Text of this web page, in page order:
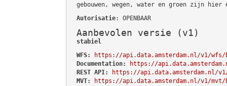
gebouwen, wegen, water en groen zijn hier
Autorisatie: OPENBAAR
Aanbevolen versie (v1)
stabiel
WFS:
https://api.data.amsterdam.nl/v1/wfs/
Documentation:
https://
REST API:
https://api.data.amsterdam.nl/
MVT:
https://api.data.amsterdam.nl/v1/mvt/